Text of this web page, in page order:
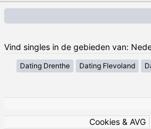
Vind singles in de gebieden van:
Dating Drenthe Dating Flevoland
Cookies & AVG